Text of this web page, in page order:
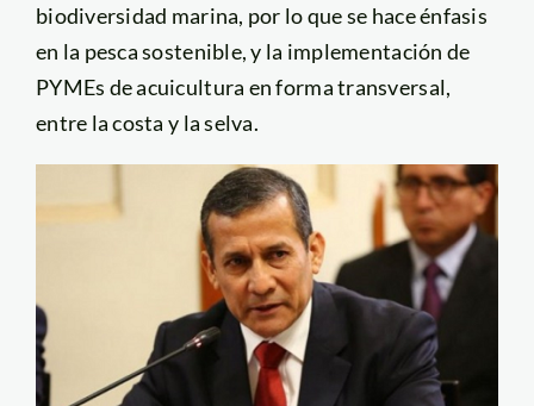
biodiversidad marina, por lo que se hace énfasis
en la pesca sostenible, y la implementación de
PYMEs de acuicultura en forma transversal,
entre la costa y la selva.